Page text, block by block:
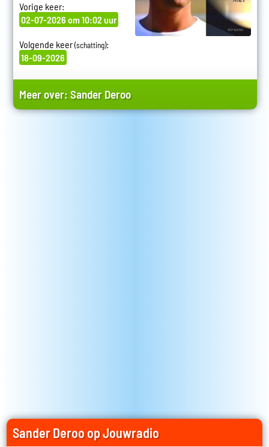
Vorige keer:
02-07-2026 om 10:02 uur
Volgende keer(schatting):
18-09-2026
Meer over:Sander Deroo
Sander Deroo op Jouwradio